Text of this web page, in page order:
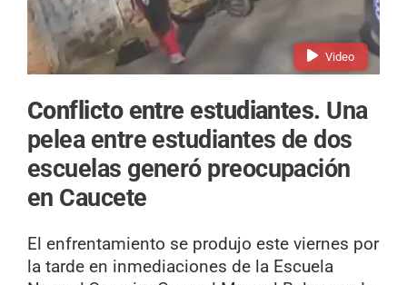
Video
Conflicto entre estudiantes. Una
pelea entre estudiantes de dos
escuelas generó preocupación
en Caucete
El enfrentamiento se produjo este viernes por
la tarde en inmediaciones de la Escuela